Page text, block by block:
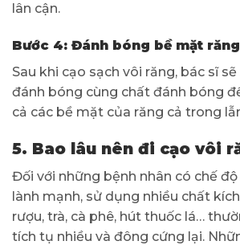
lân cận.
Bước 4: Đánh bóng bề mặt răng
Sau khi cạo sạch vôi răng, bác sĩ
đánh bóng cùng chất đánh bóng
cả các bề mặt của răng cả trong
5. Bao lâu nên đi cạo vôi
Đối với những bệnh nhân có chế
lành mạnh, sử dụng nhiều chất
rượu, trà, cà phê, hút thuốc lá…
tích tụ nhiều và đông cứng lại.